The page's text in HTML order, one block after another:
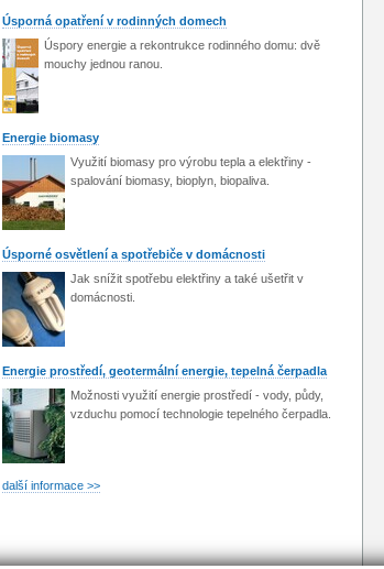
Úsporná opatření v rodinných domech
Úspory energie a rekontrukce rodinného domu: dvě
mouchy jednou ranou.
Energie biomasy
Využití biomasy pro výrobu tepla a elektřiny -
spalování biomasy, bioplyn, biopaliva.
Úsporné osvětlení a spotřebiče v domácnosti
Jak snížit spotřebu elektřiny a také ušetřit v
domácnosti.
Energie prostředí, geotermální energie, tepelná čerpadla
Možnosti využití energie prostředí - vody, půdy,
vzduchu pomocí technologie tepelného čerpadla.
další informace >>